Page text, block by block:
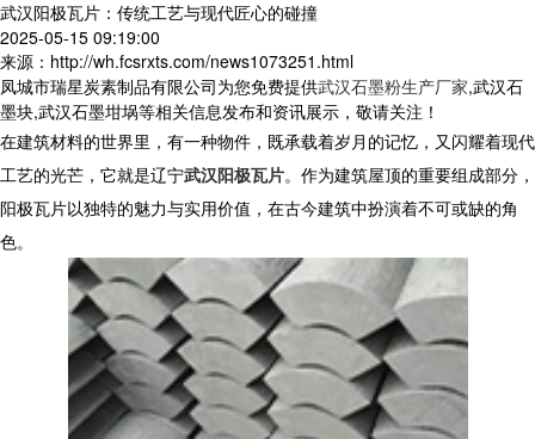
武汉阳极瓦片：传统工艺与现代匠心的碰撞
2025-05-15 09:19:00
来源：http://wh.fcsrxts.com/news1073251.html
凤城市瑞星炭素制品有限公司为您免费提供武汉石墨粉生产厂家,武汉石
墨块,武汉石墨坩埚等相关信息发布和资讯展示，敬请关注！
在建筑材料的世界里，有一种物件，既承载着岁月的记忆，又闪耀着现代
工艺的光芒，它就是辽宁武汉阳极瓦片。作为建筑屋顶的重要组成部分，
阳极瓦片以独特的魅力与实用价值，在古今建筑中扮演着不可或缺的角
色。